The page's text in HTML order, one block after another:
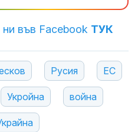
във Facebook ТУК
Русия ЕС
Укройна война